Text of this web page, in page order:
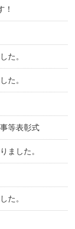
た。
た。
等表彰式
ました。
た。